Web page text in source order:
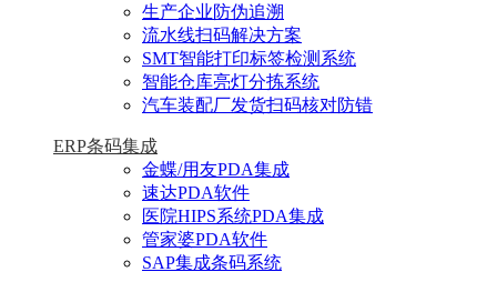
生产企业防伪追溯
流水线扫码解决方案
SMT智能打印标签检测系统
智能仓库亮灯分拣系统
汽车装配厂发货扫码核对防错
ERP条码集成
金蝶/用友PDA集成
速达PDA软件
医院HIPS系统PDA集成
管家婆PDA软件
SAP集成条码系统